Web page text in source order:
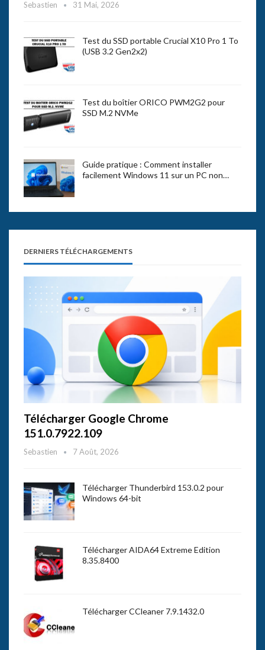
Sebastien 31 Mai, 2026
Test du SSD portable Crucial X10 Pro 1 To
(USB 3.2 Gen2x2)
Test du boîtier ORICO PWM2G2 pour
SSD M.2 NVMe
Guide pratique : Comment installer
facilement Windows 11 sur un PC non…
DERNIERS TÉLÉCHARGEMENTS
Télécharger Google Chrome
151.0.7922.109
Sebastien 7 Août, 2026
Télécharger Thunderbird 153.0.2 pour
Windows 64-bit
Télécharger AIDA64 Extreme Edition
8.35.8400
Télécharger CCleaner 7.9.1432.0